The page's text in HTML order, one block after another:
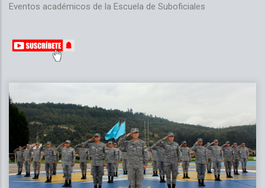
Eventos académicos de la Escuela de Suboficiales